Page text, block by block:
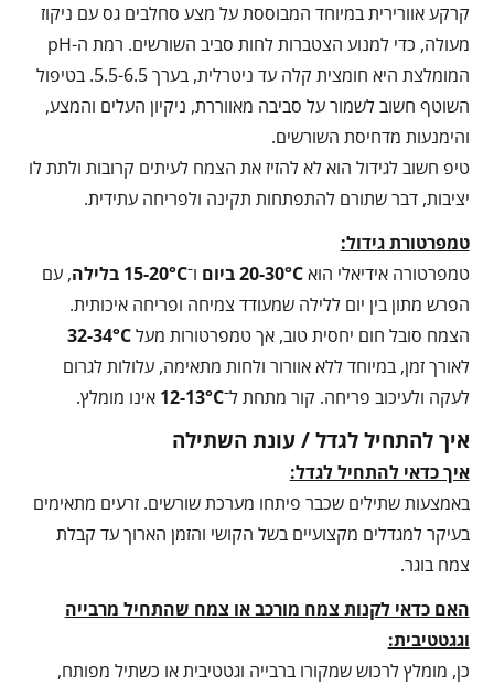
קרקע אוורירית במיוחד המבוססת על מצע סחלבים גס עם ניקוז
מעולה, כדי למנוע הצטברות לחות סביב השורשים. רמת ה-pH
המומלצת היא חומצית קלה עד ניטרלית, בערך 5.5-6.5. בטיפול
השוטף חשוב לשמור על סביבה מאווררת, ניקיון העלים והמצע,
והימנעות מדחיסת השורשים.
טיפ חשוב לגידול הוא לא להזיז את הצמח לעיתים קרובות ולתת לו
יציבות, דבר שתורם להתפתחות תקינה ולפריחה עתידית.
טמפרטורת גידול:
טמפרטורה אידיאלי הוא20-30°Cביום ו־15-20°C בלילה, עם
הפרש מתון בין יום ללילה שמעודד צמיחה ופריחה איכותית.
הצמח סובל חום יחסית טוב, אך טמפרטורות מעל32-34°C
לאורך זמן, במיוחד ללא אוורור ולחות מתאימה, עלולות לגרום
לעקה ולעיכוב פריחה. קור מתחת ל־12-13°C אינו מומלץ.
איך להתחיל לגדל / עונת השתילה
איך כדאי להתחיל לגדל:
באמצעות שתילים שכבר פיתחו מערכת שורשים. זרעים מתאימים
בעיקר למגדלים מקצועיים בשל הקושי והזמן הארוך עד קבלת
צמח בוגר.
האם כדאי לקנות צמח מורכב או צמח שהתחיל מרבייה
וגגטטיבית:
כן, מומלץ לרכוש שמקורו ברבייה וגטטיבית או כשתיל מפותח,